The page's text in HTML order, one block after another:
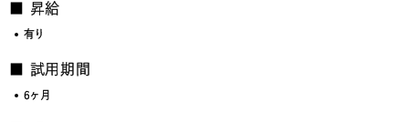
■ 昇給
有り
■ 試用期間
6ヶ月